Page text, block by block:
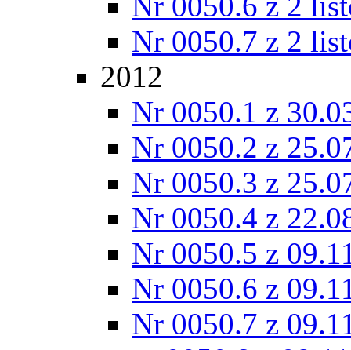
Nr 0050.7 z 2
2012
Nr 0050.1 z
Nr 0050.2 z
Nr 0050.3 z
Nr 0050.4 z
Nr 0050.5 z
Nr 0050.6 z
Nr 0050.7 z